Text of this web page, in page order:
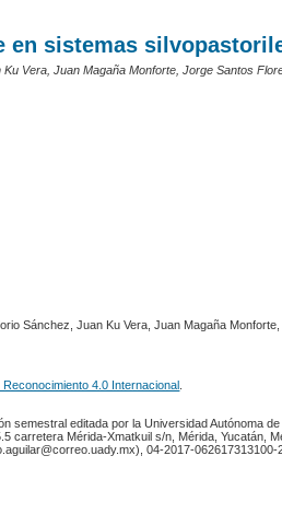
en sistemas
Vera, Juan Magaña Monforte, Jorge Santos
Sánchez, Juan Ku Vera, Juan Magaña
4.0 Internacional
semestral editada por la Universidad Autónoma
carretera Mérida-Xmatkuil s/n, Mérida, Yucatán,
04-2017-